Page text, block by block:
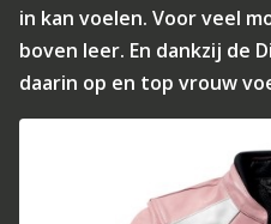
in kan voelen. Voor veel
boven leer. En dankzij de
daarin op en top vrouw